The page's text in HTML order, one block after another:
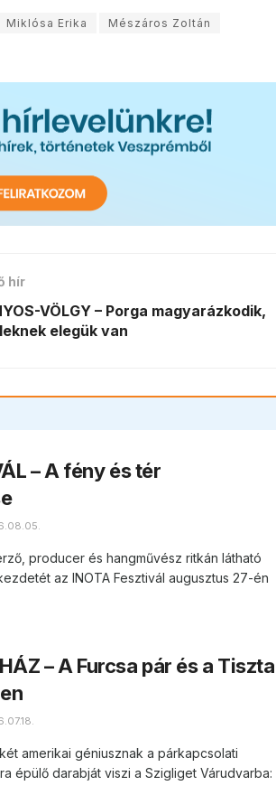
Miklósa Erika
Mészáros Zoltán
hír
VÖLGY – Porga magyarázkodik,
elegük van
– A fény és tér
producer és hangművész ritkán látható
az INOTA Fesztivál augusztus 27-én
– A Furcsa pár és a Tiszta
amerikai géniusznak a párkapcsolati
épülő darabját viszi a Szigliget Várudvarba: